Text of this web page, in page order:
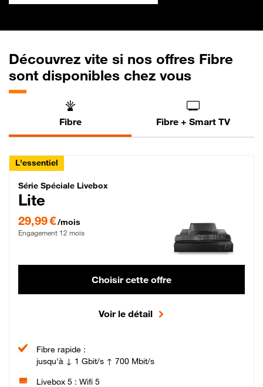
Découvrez vite si nos offres Fibre
sont disponibles chez vous
Fibre Fibre + Smart TV
L'essentiel
Série Spéciale Livebox Lite Fibre
Série Spéciale Livebox
Lite
29,99 €/mois
Engagement 12 mois
Choisir cette offre
Voir le détail
Fibre rapide :
jusqu'à ↓ 1 Gbit/s ↑ 700 Mbit/s
Livebox 5 : Wifi 5